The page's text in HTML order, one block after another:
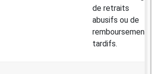
de retraits
abusifs ou de
remboursements
tardifs.